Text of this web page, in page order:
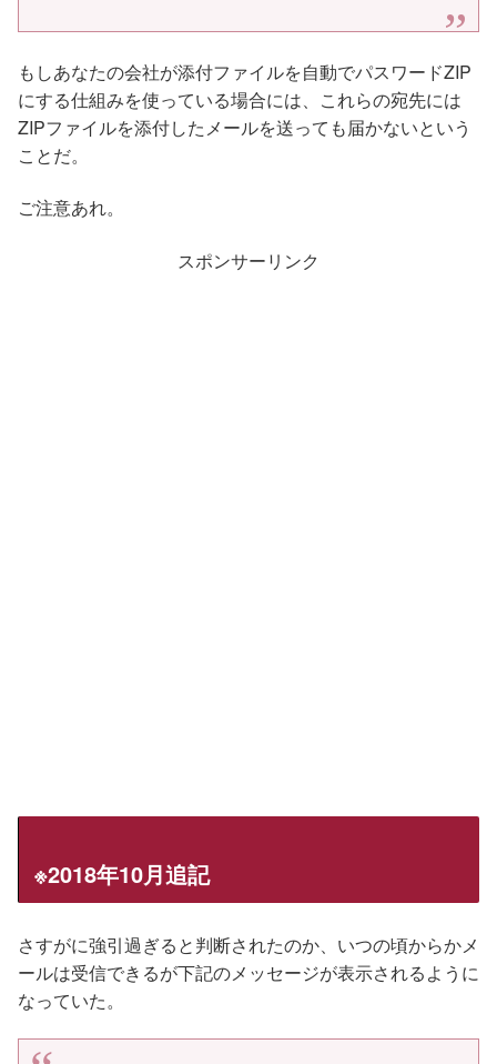
もしあなたの会社が添付ファイルを自動でパスワードZIP
にする仕組みを使っている場合には、これらの宛先には
ZIPファイルを添付したメールを送っても届かないという
ことだ。
ご注意あれ。
スポンサーリンク
※2018年10月追記
さすがに強引過ぎると判断されたのか、いつの頃からかメ
ールは受信できるが下記のメッセージが表示されるように
なっていた。